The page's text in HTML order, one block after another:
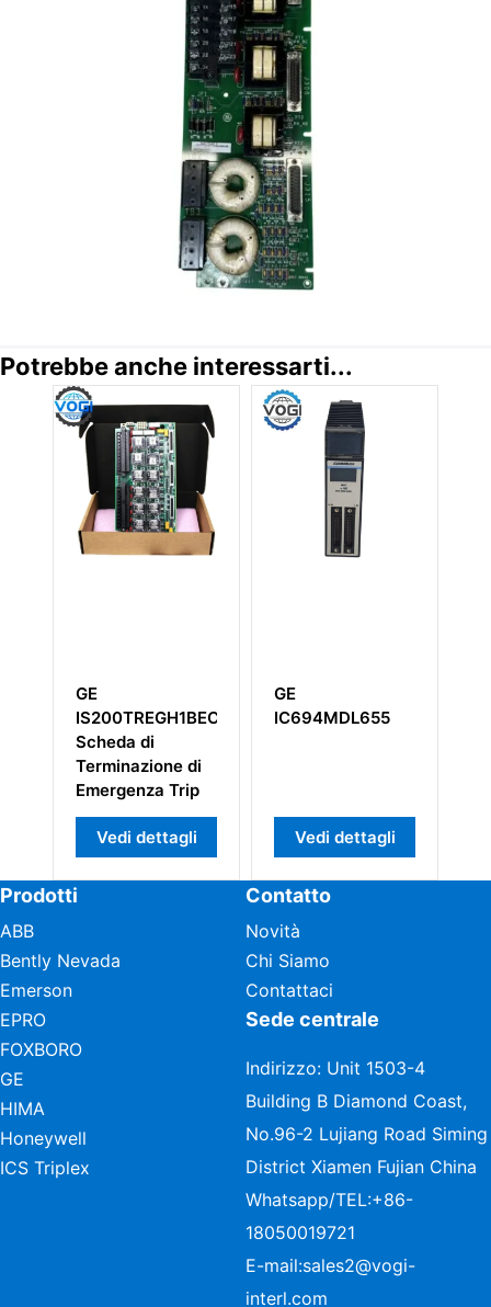
Potrebbe anche interessarti...
GE
IS200TREGH1BEC
Scheda di
Terminazione di
Emergenza Trip
Vedi dettagli
GE
IC694MDL655
Vedi dettagli
Prodotti
ABB
Bently Nevada
Emerson
EPRO
FOXBORO
GE
HIMA
Honeywell
ICS Triplex
Contatto
Novità
Chi Siamo
Contattaci
Sede centrale
Indirizzo: Unit 1503-4
Building B Diamond Coast,
No.96-2 Lujiang Road Siming
District Xiamen Fujian China
Whatsapp/TEL:+86-
18050019721
E-mail:sales2@vogi-
interl.com